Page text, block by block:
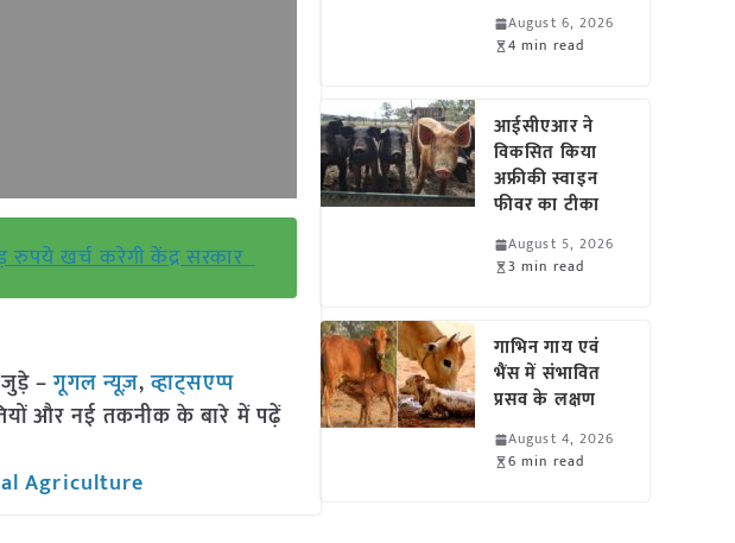
रुपये खर्च करेगी केंद्र सरकार
–गूगल न्यूज़,व्हाट्सएप्प
और नई तकनीक के बारे में पढ़ें
Agriculture
August 6, 2026
4 min read
आईसीएआर ने
विकसित किया
अफ्रीकी स्वाइन
फीवर का टीका
August 5, 2026
3 min read
गाभिन गाय एवं
भैंस में संभावित
प्रसव के लक्षण
August 4, 2026
6 min read